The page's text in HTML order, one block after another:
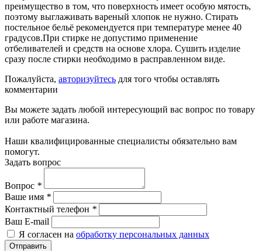
преимущество в том, что поверхность имеет особую мятость,
поэтому выглаживать вареный хлопок не нужно. Стирать
постельное бельё рекомендуется при температуре менее 40
градусов.При стирке не допустимо применение
отбеливателей и средств на основе хлора. Сушить изделие
сразу после стирки необходимо в расправленном виде.
Пожалуйста, авторизуйтесь для того чтобы оставлять
комментарии
Вы можете задать любой интересующий вас вопрос по товару
или работе магазина.
Наши квалифицированные специалисты обязательно вам
помогут.
Задать вопрос
Вопрос *
Ваше имя *
Контактный телефон *
Ваш E-mail
Я согласен на обработку персональных данных
Отправить